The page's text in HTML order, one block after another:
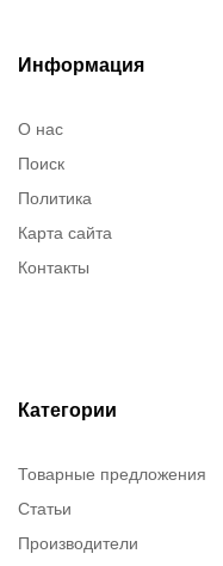
Информация
О нас
Поиск
Политика
Карта сайта
Контакты
Категории
Товарные предложения
Статьи
Производители